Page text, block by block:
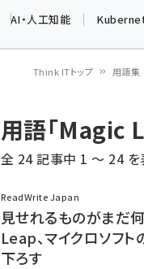
AI・人工知能
ン
く
ず
Think ITトップ 用語集
用語「Magic
全 24 記事中 1 ～ 24 を
ReadWrite Japan
見せれるものがまだ
Leap、マイクロソフ
下ろす